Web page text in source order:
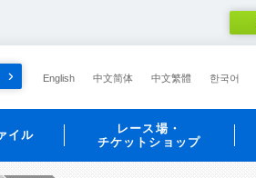
English 中文简体 中文繁體 한국어
イル
レース場・
チケットショップ